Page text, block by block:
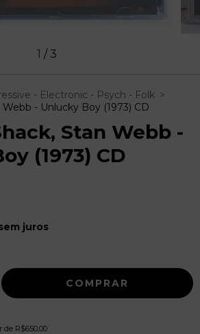
1 / 3
- Electronic - Psych - Folk >
- Unlucky Boy (1973) CD
Stan Webb -
(1973) CD
juros
de R$650,00